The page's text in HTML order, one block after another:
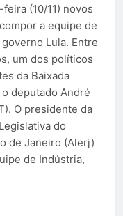
(10/11) novos
a equipe de
Lula. Entre
um dos políticos
da Baixada
deputado André
O presidente da
do
de Janeiro (Alerj)
de Indústria,